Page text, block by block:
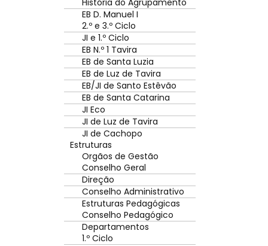
História do Agrupamento
EB D. Manuel I
2.º e 3.º Ciclo
JI e 1.º Ciclo
EB N.º 1 Tavira
EB de Santa Luzia
EB de Luz de Tavira
EB/JI de Santo Estêvão
EB de Santa Catarina
JI Eco
JI de Luz de Tavira
JI de Cachopo
Estruturas
Orgãos de Gestão
Conselho Geral
Direção
Conselho Administrativo
Estruturas Pedagógicas
Conselho Pedagógico
Departamentos
1.º Ciclo